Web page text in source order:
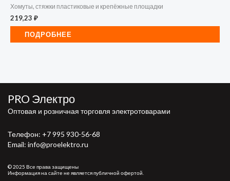
Хомуты, стяжки пластиковые и крепёжные площадки
219,23 ₽
ПОДРОБНЕЕ
PRO Электро
Оптовая и розничная торговля электротоварами
Телефон: +7 995 930-56-68
Email: info@proelektro.ru
© 2025 Все права защищены
Информация на сайте не является публичной офертой.